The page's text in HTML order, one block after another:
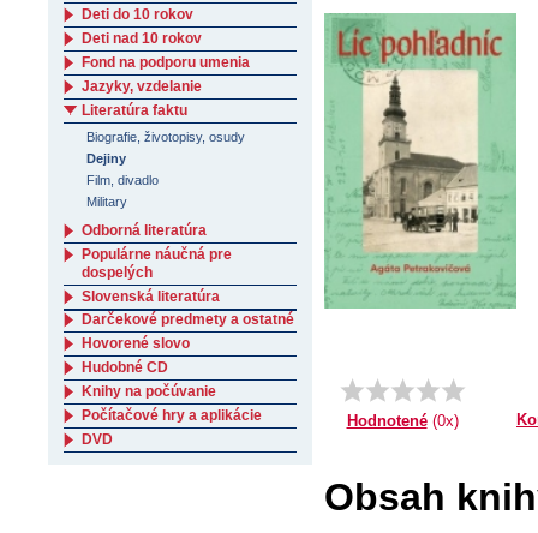
Hodnotené(0x)
Obsah
Deti do 10 rokov
Deti nad 10 rokov
Fond na podporu umenia
Jazyky, vzdelanie
Literatúra faktu
Biografie, životopisy, osudy
Dejiny
Film, divadlo
Military
Odborná literatúra
Populárne náučná pre
dospelých
Slovenská literatúra
Darčekové predmety a ostatné
Hovorené slovo
Hudobné CD
Knihy na počúvanie
Počítačové hry a aplikácie
DVD